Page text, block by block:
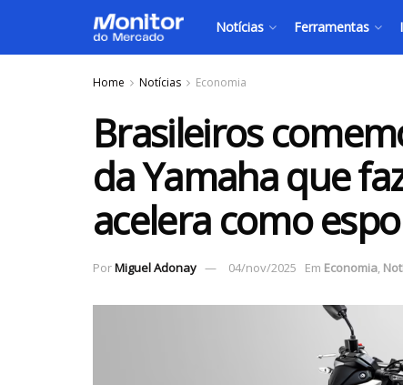
Notícias Ferramentas
Home Notícias Economia
Brasileiros
da Yamaha que
acelera como
PorMiguel Adonay 04/nov/2025 Em Economia,